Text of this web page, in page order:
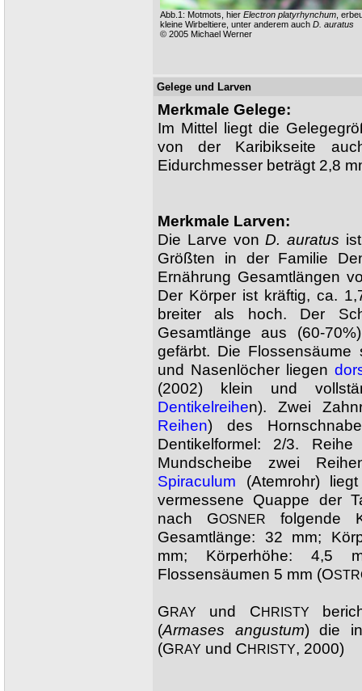
Abb.1: Motmots, hier Electron platyrhynchum ,
kleine Wirbeltiere, unter anderem auch D. auratus
© 2005 Michael Werner
Gelege und Larven
Merkmale Gelege:
Im Mittel liegt die
von der Karibikseite
Eidurchmesser beträgt 2,8
Merkmale Larven:
Die Larve vonD. auratus
Größten in der Familie
Ernährung Gesamtlängen
Der Körper ist kräftig, ca.
breiter als hoch. Der
Gesamtlänge aus (60-
gefärbt. Die Flossensäume
und Nasenlöcher liegen
(2002) klein und
Dentikelreihen). Zwei
Reihen) des
Dentikelformel: 2/3.
Mundscheibe zwei
Spiraculum (Atemrohr)
vermessene Quappe der
nach GOSNER
folgende
Gesamtlänge: 32 mm;
mm; Körperhöhe: 4,5
Flossensäumen 5 mm (O
GRAY und CHRISTY
(Armases angustum) die
(GRAY und CHRISTY, 2000)